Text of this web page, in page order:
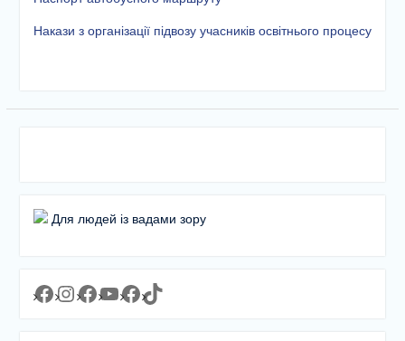
дитячо-юнацької
проведено підсумкову
Накази з організації підвозу учасників освітнього процесу
Для людей із вадами зору
Facebook
Instagram
Facebook
YouTube
Facebook
https://www.tiktok.com/@lyceum1man?_t=8YJMx0RJgIf&_r=1